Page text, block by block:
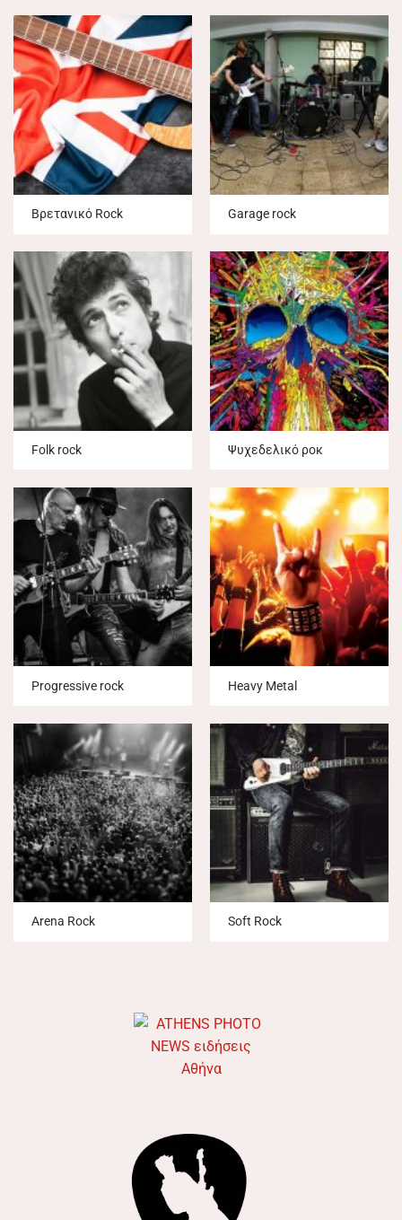
Βρετανικό Rock Garage rock
Folk rock Ψυχεδελικό ροκ
Progressive rock Heavy Metal
Arena Rock Soft Rock